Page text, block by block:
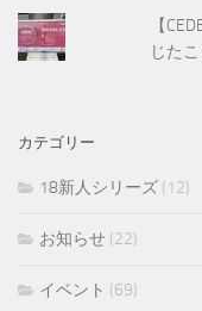
【
じた
カテゴリー
18新人シリーズ (12)
お知らせ (22)
イベント (69)